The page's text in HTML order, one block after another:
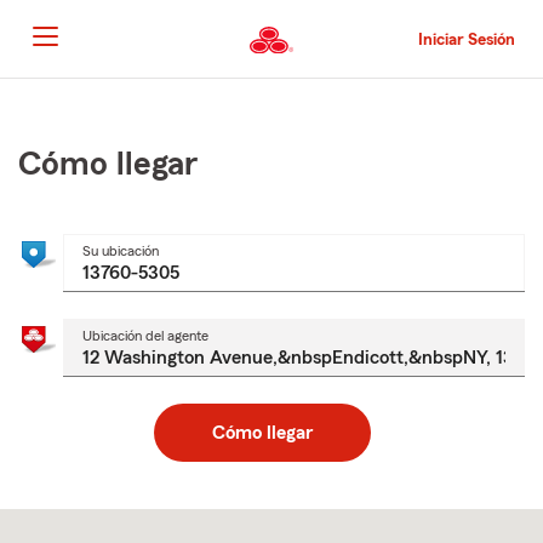
al
contenido
principal
Iniciar Sesión
principal
Cómo llegar
Su ubicación
Ubicación del agente
Cómo llegar
to